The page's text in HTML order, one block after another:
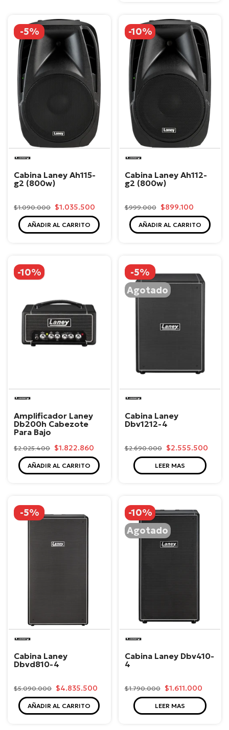
-5%
Cabina Laney Ah115-
g2 (800w)
$1.090.000 $1.035.500
AÑADIR AL CARRITO
-10%
Laney
Cabina Laney Ah112-
g2 (800w)
$999.000 $899.100
AÑADIR AL CARRITO
-10%
Amplificador Laney
Db200h Cabezote
Para Bajo
$2.025.400 $1.822.860
AÑADIR AL CARRITO
-5%
Agotado
Laney
Cabina Laney
Dbv1212-4
$2.690.000 $2.555.500
LEER MAS
-5%
Cabina Laney
Dbvd810-4
$5.090.000 $4.835.500
AÑADIR AL CARRITO
-10%
Agotado
Laney
Cabina Laney Dbv410-
4
$1.790.000 $1.611.000
LEER MAS